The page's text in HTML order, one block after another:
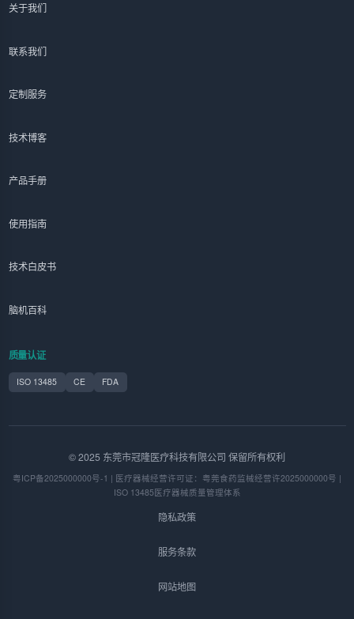
关于我们
联系我们
定制服务
技术博客
产品手册
使用指南
技术白皮书
脑机百科
质量认证
ISO 13485 CE FDA
© 2025 东莞市冠隆医疗科技有限公司 保留所有权利
粤ICP备2025000000号-1 | 医疗器械经营许可证：粤莞食药监械经营许2025000000号 |
ISO 13485医疗器械质量管理体系
隐私政策
服务条款
网站地图